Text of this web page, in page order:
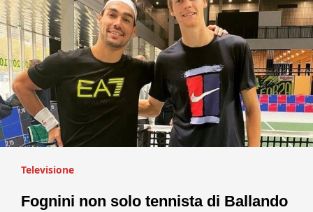
Televisione
Fognini non solo tennista di Ballando